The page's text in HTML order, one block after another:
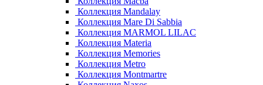
Коллекция Mandalay
Коллекция Mare Di Sabbia
Коллекция MARMOL LILAC
Коллекция Materia
Коллекция Memories
Коллекция Metro
Коллекция Montmartre